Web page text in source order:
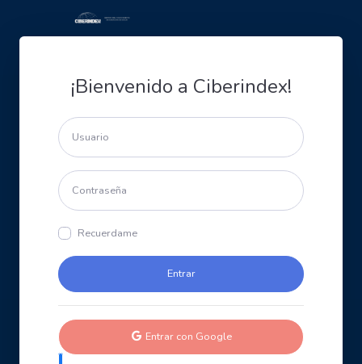
¡Bienvenido a Ciberindex!
Recuerdame
Entrar con Google